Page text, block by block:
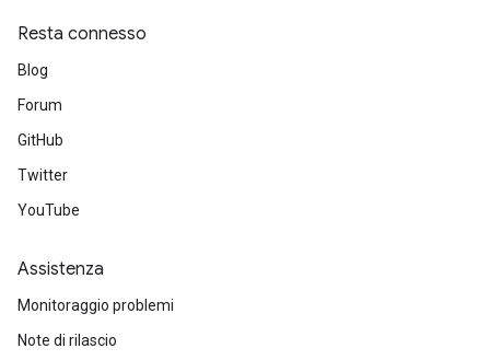
Resta connesso
Blog
Forum
GitHub
Twitter
YouTube
Assistenza
Monitoraggio problemi
Note di rilascio